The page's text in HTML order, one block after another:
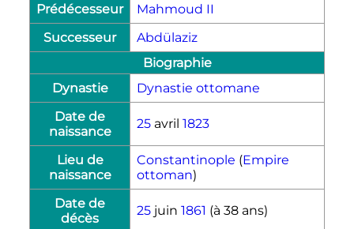
Prédécesseur Mahmoud II
Successeur
Abdülaziz
Biographie
Dynastie
Dynastie ottomane
Date de
naissance
25 avril 1823
Lieu de
naissance
Constantinople (Empire
ottoman)
Date de
décès
25 juin 1861 (à 38 ans)